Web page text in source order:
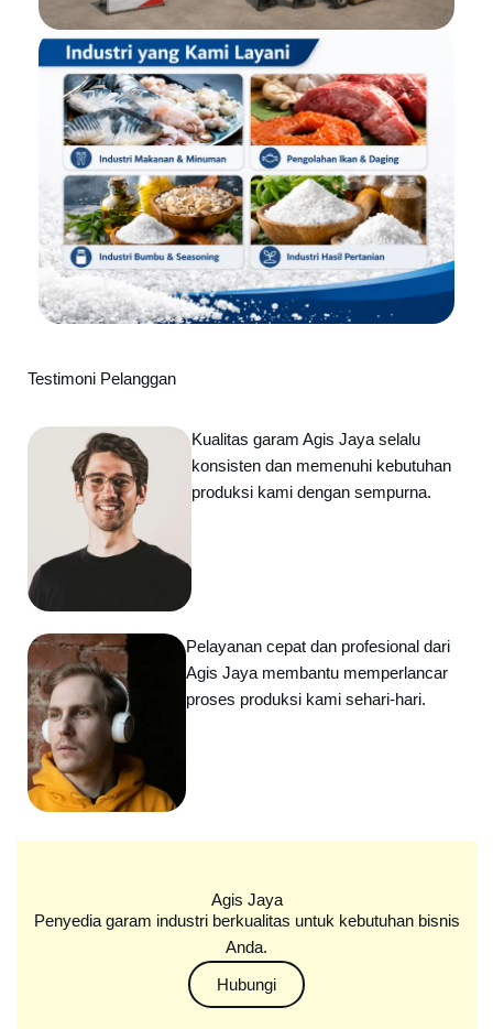
Testimoni Pelanggan
Kualitas garam Agis Jaya selalu
konsisten dan memenuhi kebutuhan
produksi kami dengan sempurna.
Pelayanan cepat dan profesional dari
Agis Jaya membantu memperlancar
proses produksi kami sehari-hari.
Agis Jaya
Penyedia garam industri berkualitas untuk kebutuhan bisnis
Anda.
Hubungi